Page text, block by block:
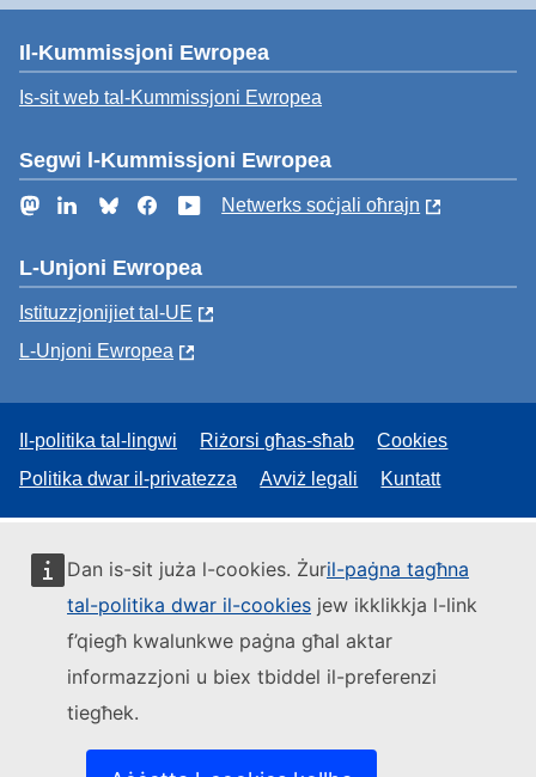
Dan is-sit juża l-cookies. Żuril-paġna tagħna
tal-politika dwar il-cookies jew ikklikkja l-link
f’qiegħ kwalunkwe paġna għal aktar
informazzjoni u biex tbiddel il-preferenzi
tiegħek.
Il-Kummissjoni Ewropea
Is-sit web tal-Kummissjoni Ewropea
Segwi l-Kummissjoni Ewropea
MastodonLinkedInBlueskyFacebookYouTube
Netwerks soċjali oħrajn
L-Unjoni Ewropea
Istituzzjonijiet tal-UE
L-Unjoni Ewropea
Il-politika tal-lingwi Riżorsi għas-sħab
Cookies
Politika dwar il-privatezza
Avviż legali Kuntatt